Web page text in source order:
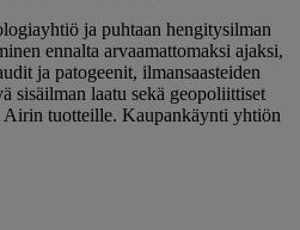
ja puhtaan hengitysilman
ennalta arvaamattomaksi ajaksi,
ja patogeenit, ilmansaasteiden
sisäilman laatu sekä geopoliittiset
tuotteille. Kaupankäynti yhtiön